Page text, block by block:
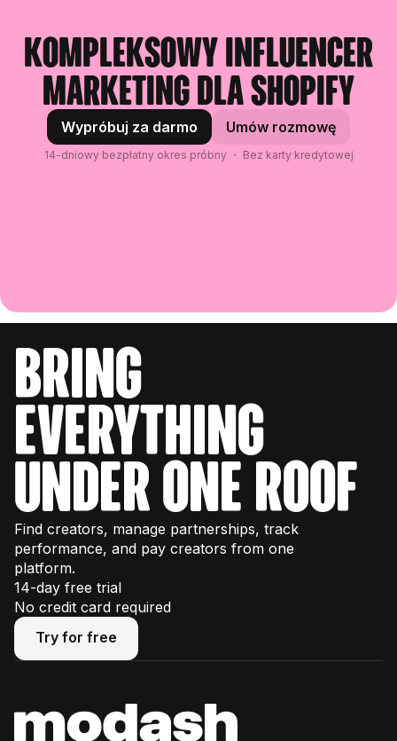
Kompleksowy influencer
marketing dla Shopify
Wypróbuj za darmo Umów rozmowę
14-dniowy bezpłatny okres próbny ・ Bez karty kredytowej
bring
everything
under one roof
Find creators, manage partnerships, track
performance, and pay creators from one
platform.
14-day free trial
No credit card required
Try for free
Try for free